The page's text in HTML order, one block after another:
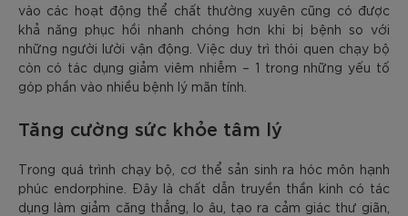
vào các hoạt động thể chất thường xuyên cũng có được
khả năng phục hồi nhanh chóng hơn khi bị bệnh so với
những người lười vận động. Việc duy trì thói quen chạy bộ
còn có tác dụng giảm viêm nhiễm – 1 trong những yếu tố
góp phần vào nhiều bệnh lý mãn tính.
Tăng cường sức khỏe tâm lý
Trong quá trình chạy bộ, cơ thể sản sinh ra hóc môn hạnh
phúc endorphine. Đây là chất dẫn truyền thần kinh có tác
dụng làm giảm căng thẳng, lo âu, tạo ra cảm giác thư giãn,